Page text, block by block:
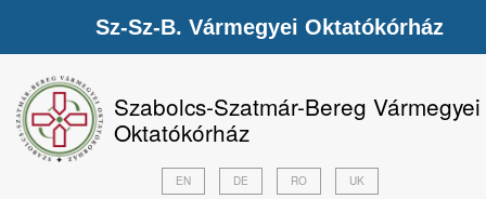
Szabolcs-Szatmár-Bereg Vármegyei
Oktatókórház
EN DE RO UK
Sz-Sz-B. Vármegyei Oktatókórház